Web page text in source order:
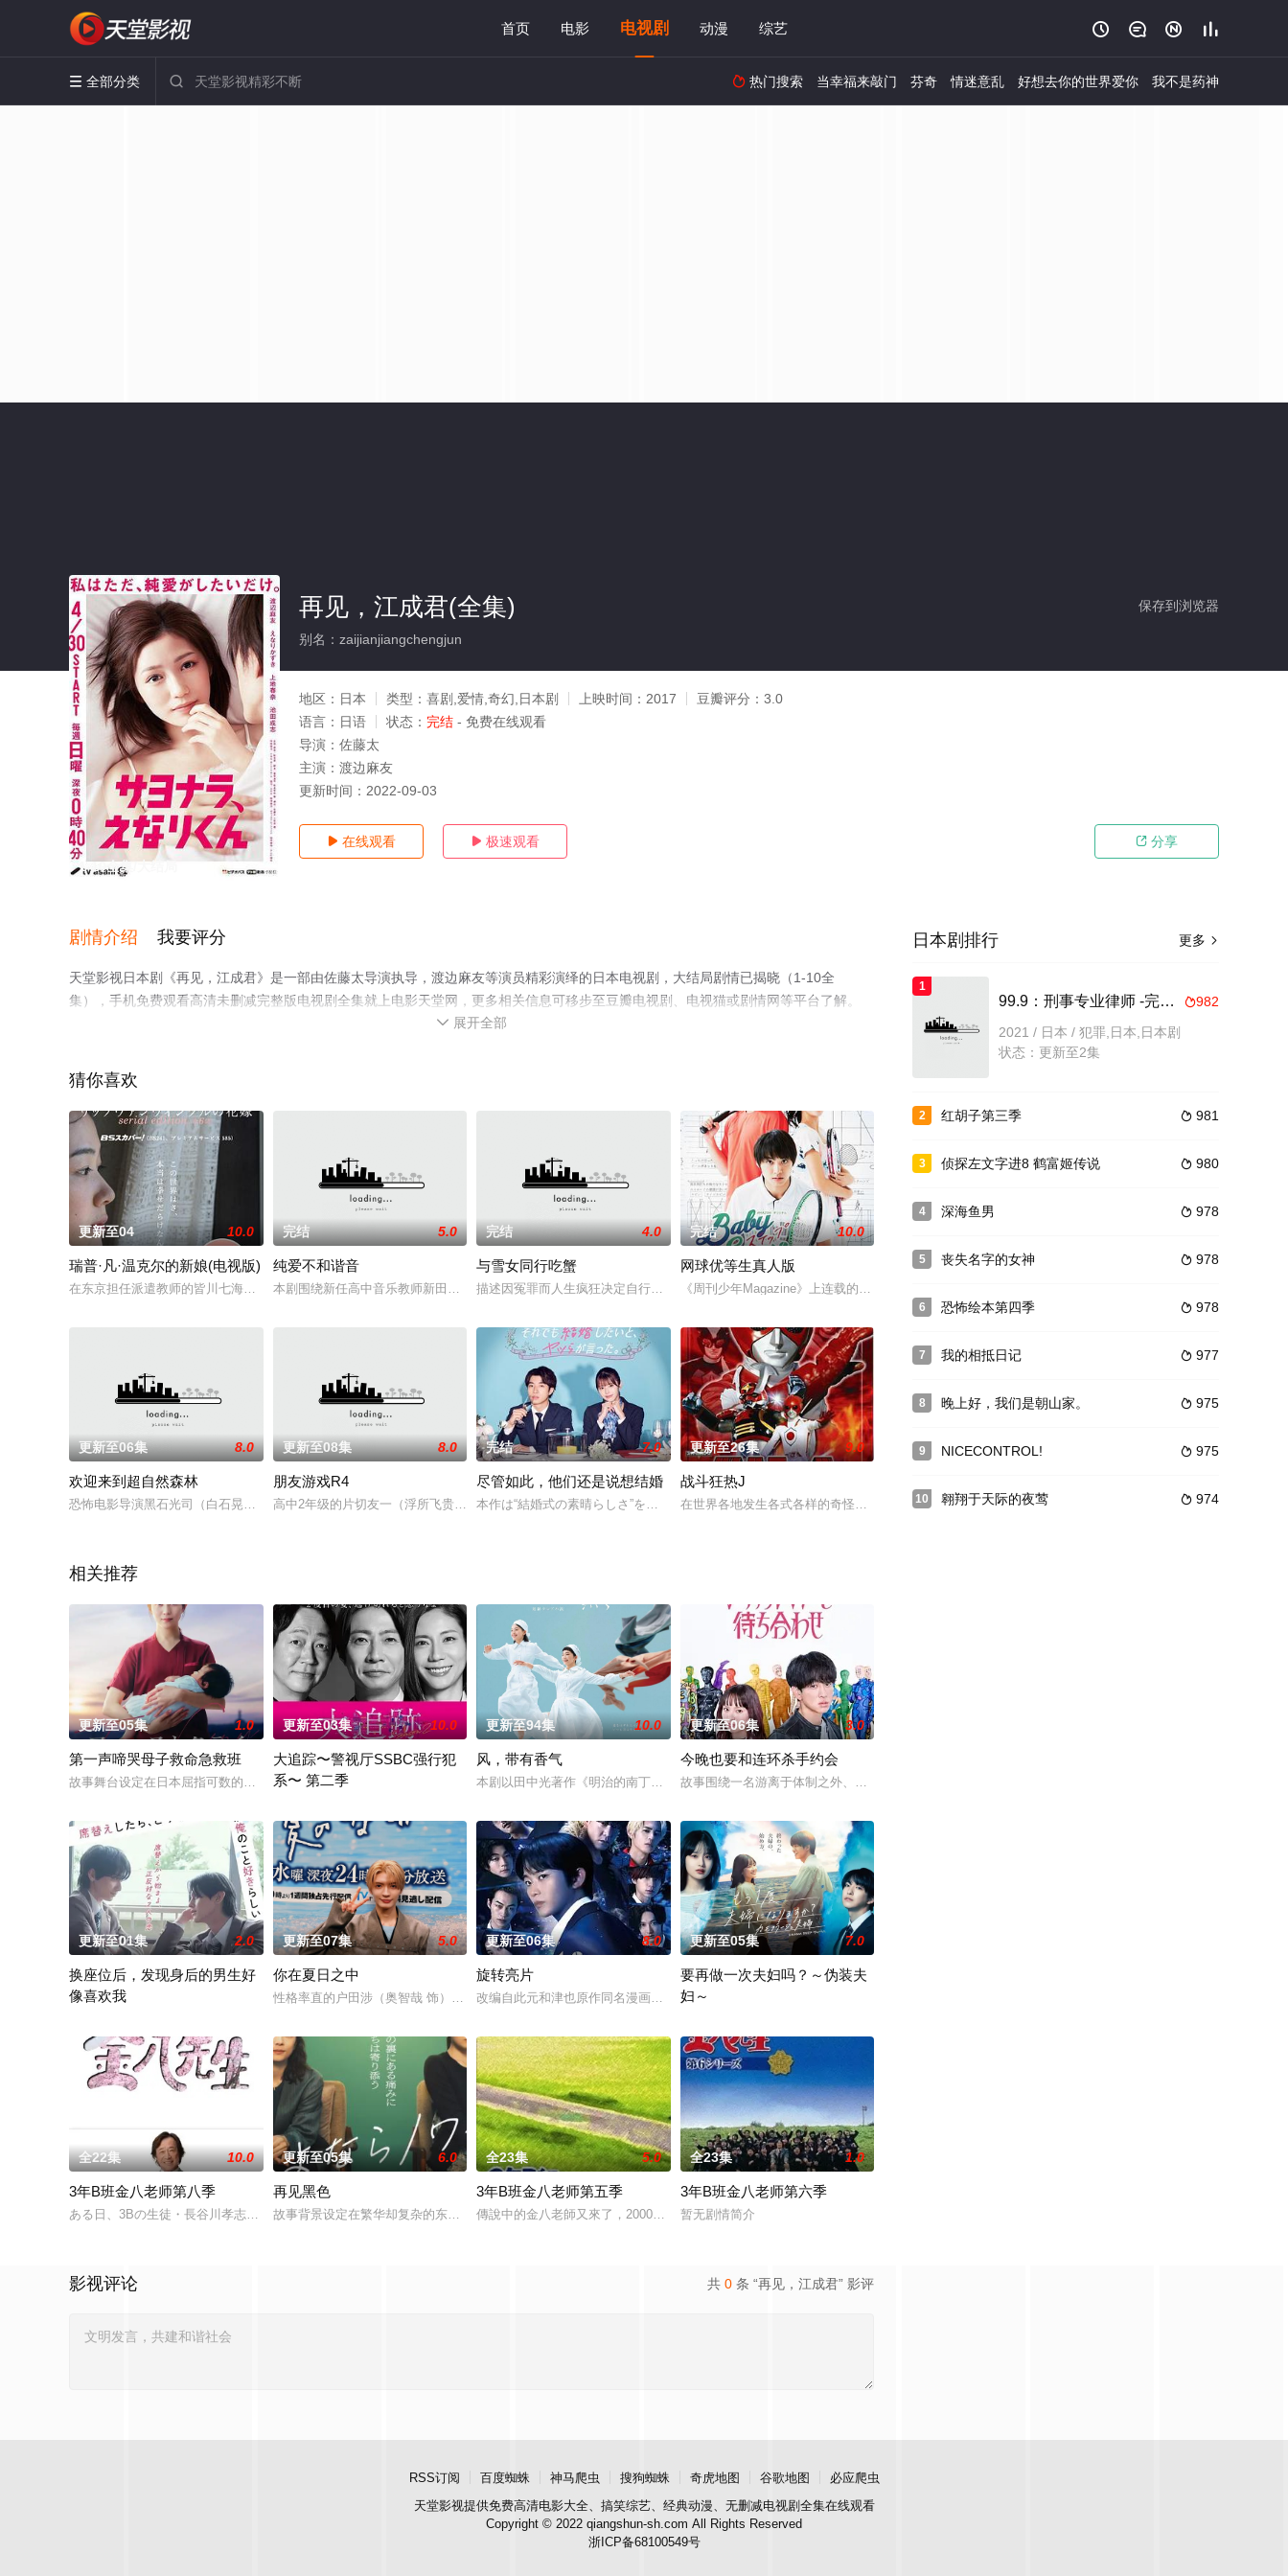
首页 电影 电视剧 动漫 综艺    
 全部分类   热门搜索 当幸福来敲门 芬奇 情迷意乱 好想去你的世界爱你 我不是药神
1-10全集/大结局
保存到浏览器
再见，江成君(全集)
别名：zaijianjiangchengjun
地区： 日本 类型： 喜剧,爱情,奇幻,日本剧 上映时间： 2017 豆瓣评分： 3.0
语言： 日语 状态： 完结 - 免费在线观看
导演： 佐藤太
主演： 渡边麻友
更新时间： 2022-09-03
 在线观看  极速观看  分享
剧情介绍 我要评分
天堂影视日本剧《再见，江成君》是一部由佐藤太导演执导，渡边麻友等演员精彩演绎的日本电视剧，大结局剧情已揭晓（1-10全
集），手机免费观看高清未删减完整版电视剧全集就上电影天堂网，更多相关信息可移步至豆瓣电视剧、电视猫或剧情网等平台了解。
 展开全部
猜你喜欢
更新至04 10.0
瑞普·凡·温克尔的新娘(电视版)
在东京担任派遣教师的皆川七海（黑木华 饰）是一个有些怯懦内向的女孩，她的事业进展并不顺利，爱情方面则还算欣慰。她通过网络认识了同为教师的鹤冈铁也（地曳豪 饰）
完结 5.0
纯爱不和谐音
本剧围绕新任高中音乐教师新田正树和在其任教的班上担任副班长的学生和泉冴之间展开的原创纯爱故事。故事前半讲述前任教师失踪事件，描绘正树和冴关系加深的过程。后半讲
完结 4.0
与雪女同行吃蟹
描述因冤罪而人生疯狂决定自行了断的男人和让人联想到雪女的谜一般的名流妻子之间奇妙的两人之旅，剧中也会描绘文学性、悬疑性十足的爱情
完结 10.0
网球优等生真人版
《周刊少年Magazine》上连载的热门漫画《网球优等生》真人电视剧化。本剧描写的是一名严谨认真的高中
更新至06集 8.0
欢迎来到超自然森林
恐怖电影导演黑石光司（白石晃士）带着助理导演市川美保（堀田真由），去深山中拍摄实况恐怖电影。有位住在深山中，有些精神错乱的美女三好麻里亚（笕美和子）自称是黑石
更新至08集 8.0
朋友游戏R4
高中2年级的片切友一（浮所飞贵饰）为了偿还突然背负的巨额债务，和4个朋友一起被绑架，参加了神秘莫测的朋友游戏。在友一他们面前出现的向导说，这个游戏只要有友情就
完结 7.0
尽管如此，他们还是说想结婚
本作は“結婚式の素晴らしさ”をテーマに、結婚式を迎えるまでのリアルな道のりや様々な人間模様を、とあるネズミの家族の視点から描く新感
更新至26集 9.0
战斗狂热J
在世界各地发生各式各样的奇怪现象，神秘的洋伞美女带来的国防部重要人物接连不断地被杀，于是国防部
相关推荐
更新至05集 1.0
第一声啼哭母子救命急救班
故事舞台设定在日本屈指可数的顶级豪华医院“圣菲奥娜医院”。少子化、医生短缺、地方产科接连关闭……在令和时代的当下，守护母婴生命的“分娩现场”正面临前所未有的危
更新至03集 10.0
大追踪〜警视厅SSBC强行犯
系〜 第二季
更新至94集 10.0
风，带有香气
本剧以田中光著作《明治的南丁格尔 大关和物语》为原案，取材自日本首位专业女护士大关和与铃木雅的真实经历，描绘了她们推动护士注册制度
更新至06集 3.0
今晚也要和连环杀手约会
故事围绕一名游离于体制之外、孤傲冷峻的“独狼”刑警，与一位拥有特异功能的神秘密友展开。女主角黑井雏
更新至01集 2.0
换座位后，发现身后的男生好
像喜欢我
更新至07集 5.0
你在夏日之中
性格率直的户田涉（奥智哉 饰）与校园风云人物佐伯千晴（杢代和人 饰）因共同的电影爱好而结缘。在千晴告白后，两人约定利用暑假进行一场电影圣地巡礼。这段从高中延伸
更新至06集 8.0
旋转亮片
改编自此元和津也原作同名漫画。不起眼的高中生三井宏太在好友内新次郎的邀请下加入了钓鱼部。虽然听说这是守护城镇秩序的正义之士，但实
更新至05集 7.0
要再做一次夫妇吗？～伪装夫
妇～
全22集 10.0
3年B班金八老师第八季
ある日、3Bの生徒・長谷川孝志の両親が桜中学校にやってきた。孝志の夏休みの課題の絵に対する立花かおりの評価に対して抗議に来たのだ。しかし立花は評価を改めるつも
更新至05集 6.0
再见黑色
故事背景设定在繁华却复杂的东京池袋地区。西池袋警署新设立了“犯罪受害者支援室”，在这里，警察们将贴身陪伴遭遇各类案件的受害者及遗属，协助他们重新积极面对生活。
全23集 5.0
3年B班金八老师第五季
傳說中的金八老師又來了，2000年「3年B班金八老師」最新第五系列隆重登場！21年前在日本推出的「3年B班金八老師」，締造了空前的收視狂潮
全23集 1.0
3年B班金八老师第六季
暂无剧情简介
共 0 条 “再见，江成君” 影评
影视评论
更多 
日本剧排行
1
982
99.9：刑事专业律师 -完全新作SP 新的相遇篇-
2021 / 日本 / 犯罪,日本,日本剧
状态：更新至2集
2  981
红胡子第三季
3  980
侦探左文字进8 鹤富姬传说
4  978
深海鱼男
5  978
丧失名字的女神
6  978
恐怖绘本第四季
7  977
我的相抵日记
8  975
晚上好，我们是朝山家。
9  975
NICECONTROL!
10  974
翱翔于天际的夜莺
RSS订阅 百度蜘蛛 神马爬虫 搜狗蜘蛛 奇虎地图 谷歌地图
必应爬虫
天堂影视提供免费高清电影大全、搞笑综艺、经典动漫、无删减电视剧全集在线观看
Copyright © 2022 qiangshun-sh.com All Rights Reserved
浙ICP备68100549号